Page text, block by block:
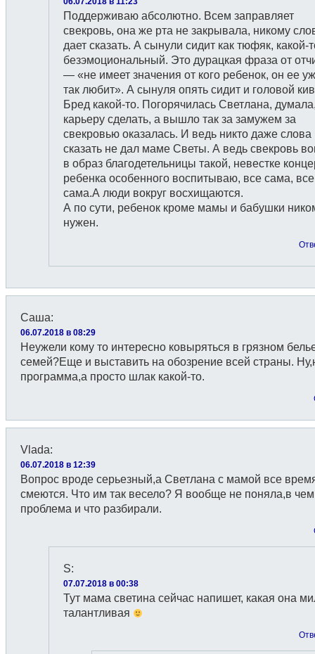
Поддерживаю абсолютно. Всем заправляет
свекровь, она же рта не закрывала, никому
дает сказать. А сынули сидит как тюфяк, какой-
безэмоциональный. Это дурацкая фраза от
— «не имеет значения от кого ребенок, он ее
так любит». А сынуля опять сидит и головой
Бред какой-то. Погорячилась Светлана,
карьеру сделать, а вышло так за замужем за
свекровью оказалась. И ведь никто даже слова
сказать не дал маме Светы. А ведь свекровь
в образ благодетельницы такой, невестке
ребенка особенного воспитываю, все сама, все
сама.А люди вокруг восхищаются.
А по сути, ребенок кроме мамы и бабушки
нужен.
Саша:
06.07.2018 в 08:29
Неужели кому то интересно ковыряться в грязном
семей?Еще и выставить на обозрение всей страны.
программа,а просто шлак какой-то.
Vlada:
06.07.2018 в 12:39
Вопрос вроде серьезный,а Светлана с мамой все
смеются. Что им так весело? Я вообще не поняла,в чем
проблема и что разбирали.
S:
07.07.2018 в 00:38
Тут мама светина сейчас напишет, какая она
талантливая